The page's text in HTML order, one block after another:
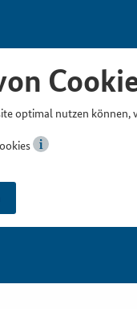
optimal nutzen